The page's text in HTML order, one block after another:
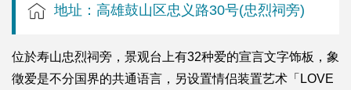
地址：高雄鼓山区忠义路30号(忠烈祠旁)
位於寿山忠烈祠旁，景观台上有32种爱的宣言文字饰板，象
徵爱是不分国界的共通语言，另设置情侣装置艺术「LOVE